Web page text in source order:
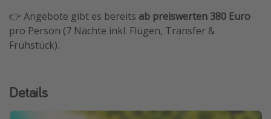
👉 Angebote gibt es bereits ab preiswerten 380 Euro
pro Person (7 Nächte inkl. Flügen, Transfer &
Frühstück).
Details